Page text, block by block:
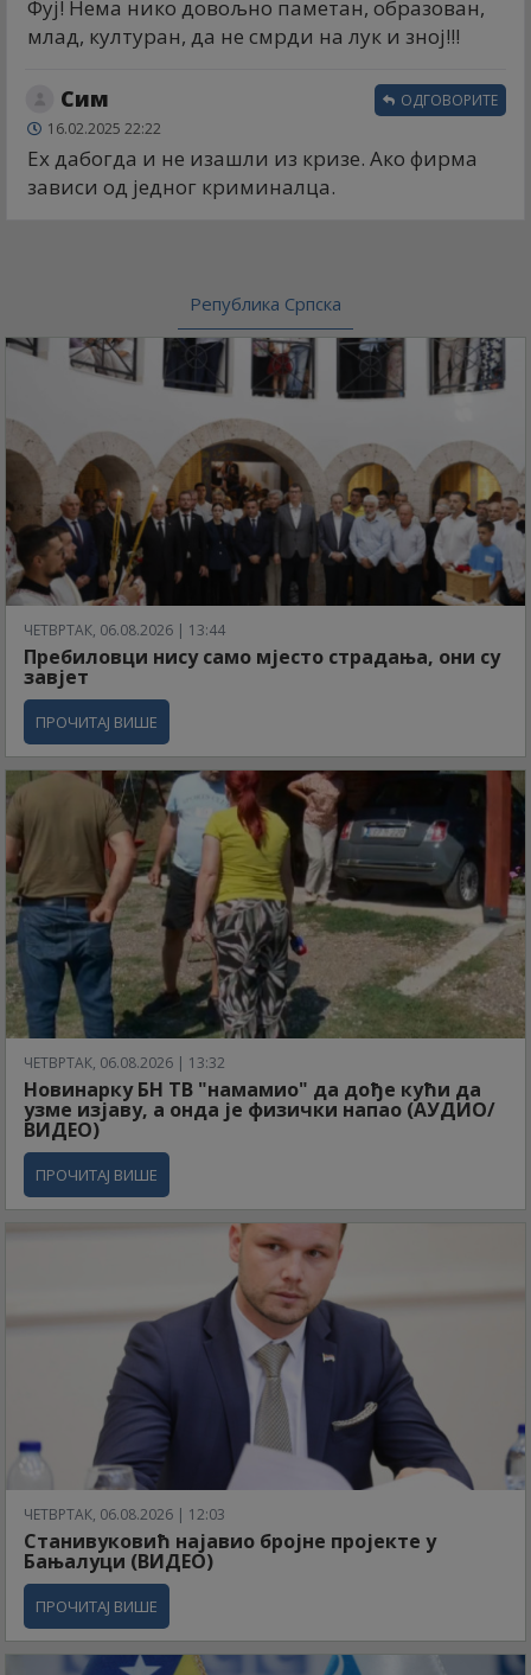
Фуј! Нема нико довољно паметан, образован,
млад, културан, да не смрди на лук и зној!!!
Сим
16.02.2025 22:22
Ех дабогда и не изашли из кризе. Ако фирма
зависи од једног криминалца.
ОДГОВОРИТЕ
Република Српска
ЧЕТВРТАК, 06.08.2026 | 13:44
Пребиловци нису само мјесто страдања, они су
завјет
ПРОЧИТАЈ ВИШЕ
ЧЕТВРТАК, 06.08.2026 | 13:32
Новинарку БН ТВ "намамио" да дође кући да
узме изјаву, а онда је физички напао (АУДИО/
ВИДЕО)
ПРОЧИТАЈ ВИШЕ
ЧЕТВРТАК, 06.08.2026 | 12:03
Станивуковић најавио бројне пројекте у
Бањалуци (ВИДЕО)
ПРОЧИТАЈ ВИШЕ